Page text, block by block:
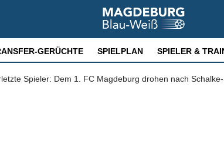
GERÜCHTE SPIELPLAN SPIELER &
Spieler: Dem 1. FC Magdeburg drohen nach